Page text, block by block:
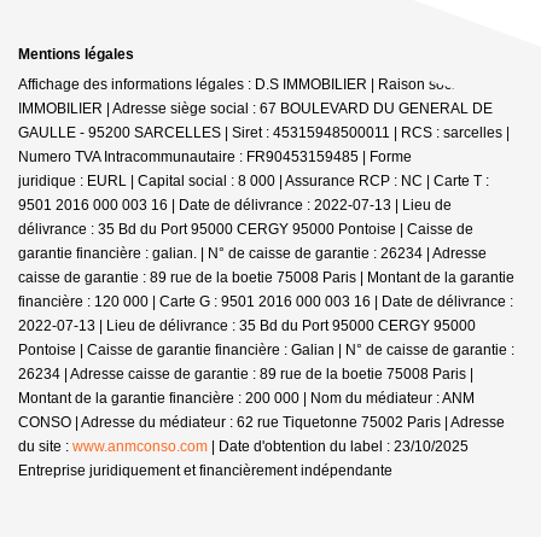
Mentions légales
Affichage des informations légales : D.S IMMOBILIER | Raison sociale : DS
IMMOBILIER | Adresse siège social : 67 BOULEVARD DU GENERAL DE
GAULLE - 95200 SARCELLES | Siret : 45315948500011 | RCS : sarcelles |
Numero TVA Intracommunautaire : FR90453159485 | Forme
juridique : EURL | Capital social : 8 000 | Assurance RCP : NC | Carte T :
9501 2016 000 003 16 | Date de délivrance : 2022-07-13 | Lieu de
délivrance : 35 Bd du Port 95000 CERGY 95000 Pontoise | Caisse de
garantie financière : galian. | N° de caisse de garantie : 26234 | Adresse
caisse de garantie : 89 rue de la boetie 75008 Paris | Montant de la garantie
financière : 120 000 | Carte G : 9501 2016 000 003 16 | Date de délivrance :
2022-07-13 | Lieu de délivrance : 35 Bd du Port 95000 CERGY 95000
Pontoise | Caisse de garantie financière : Galian | N° de caisse de garantie :
26234 | Adresse caisse de garantie : 89 rue de la boetie 75008 Paris |
Montant de la garantie financière : 200 000 | Nom du médiateur : ANM
CONSO | Adresse du médiateur : 62 rue Tiquetonne 75002 Paris | Adresse
du site : www.anmconso.com | Date d'obtention du label : 23/10/2025
Entreprise juridiquement et financièrement indépendante